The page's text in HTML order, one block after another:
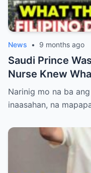
News • 9 months ago
Saudi Prince
Nurse Knew
Medicine)
Narinig mo na ba
inaasahan, na